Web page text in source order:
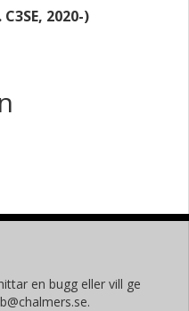
2020-)
en bugg eller vill ge